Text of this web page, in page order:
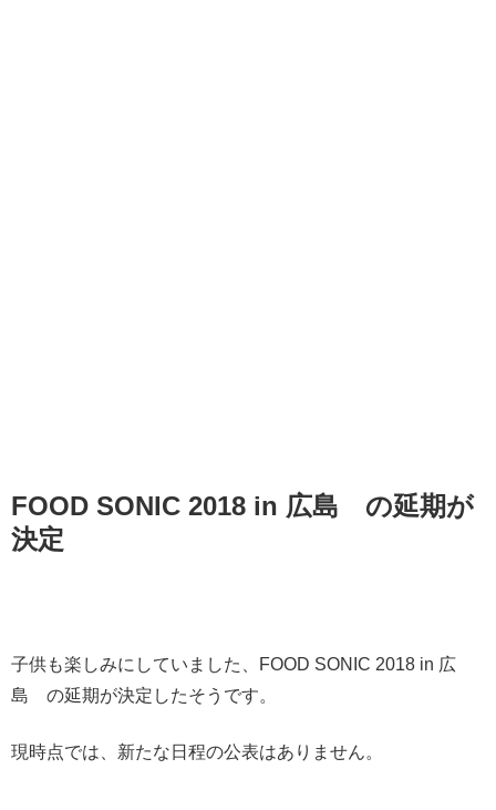
FOOD SONIC 2018 in 広島 の延期が
決定
子供も楽しみにしていました、FOOD SONIC 2018 in 広
島 の延期が決定したそうです。
現時点では、新たな日程の公表はありません。